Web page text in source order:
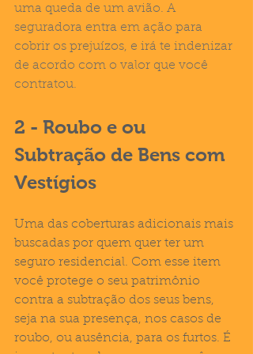
uma queda de um avião. A
seguradora entra em ação para
cobrir os prejuízos, e irá te indenizar
de acordo com o valor que você
contratou.
2 - Roubo e ou
Subtração de Bens com
Vestígios
Uma das coberturas adicionais mais
buscadas por quem quer ter um
seguro residencial. Com esse item
você protege o seu patrimônio
contra a subtração dos seus bens,
seja na sua presença, nos casos de
roubo, ou ausência, para os furtos. É